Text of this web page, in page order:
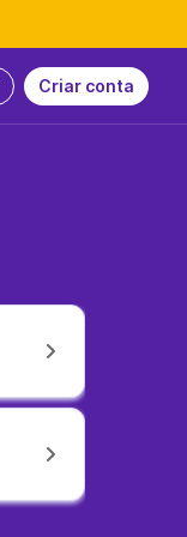
Criar conta